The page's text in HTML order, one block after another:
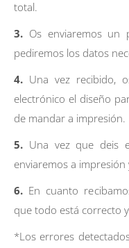
total.
3. Os enviaremos
pediremos los datos
4. Una vez recibido,
electrónico el diseño
de mandar a impresión.
5. Una vez que deis
enviaremos a
6. En cuanto
que todo está correcto
*Los errores